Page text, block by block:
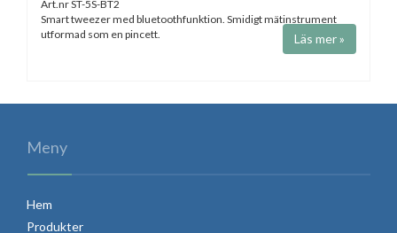
Art.nr ST-5S-BT2
Smart tweezer med bluetoothfunktion. Smidigt mätinstrument
utformad som en pincett.
Läs mer »
Meny
Hem
Produkter